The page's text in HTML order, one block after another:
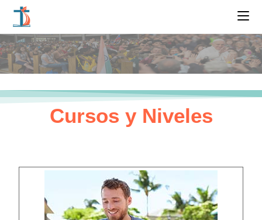
Cursos y Niveles